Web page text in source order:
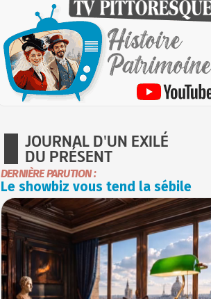
JOURNAL D'UN EXILÉ
DU PRÉSENT
DERNIÈRE PARUTION :
Le showbiz vous tend la sébile